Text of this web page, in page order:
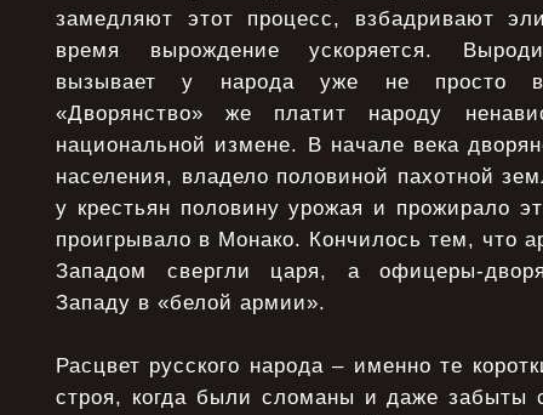
замедляют этот процесс, взбадривают
время вырождение ускоряется.
вызывает у народа уже не просто
«Дворянство» же платит народу
национальной измене. В начале века
населения, владело половиной пахотной
у крестьян половину урожая и прожирало
проигрывало в Монако. Кончилось тем, что
Западом свергли царя, а офицеры-
Западу в «белой армии».
Расцвет русского народа – именно те
строя, когда были сломаны и даже забыты